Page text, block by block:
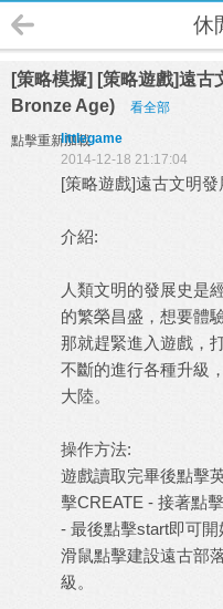
休
[策略模擬] [策略遊戲]遠
Bronze Age)
看全部
點擊重新加載littlegame
2014-12-18 21:17:04
[策略遊戲]遠古文明
介紹:
人類文明的發展史是
的繁榮昌盛，想要體
那就趕緊進入遊戲，
不斷的進行各種升級
大陸。
操作方法:
遊戲讀取完畢後點擊
擊CREATE - 接著點
- 最後點擊start即可開
滑鼠點擊建設遠古部
級。